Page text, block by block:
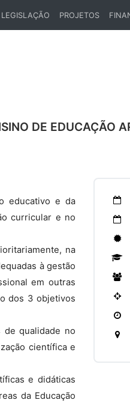
LEGISLAÇÃO PROJETOS
DE EDUCAÇÃO
educativo e da
curricular e no
na
à gestão
em outras
dos 3 objetivos
de qualidade no
científica e
e didáticas
da Educação